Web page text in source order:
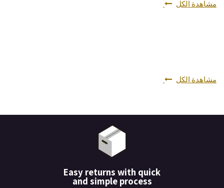
مشاهدة الكل
مشاهدة الكل
Easy returns with quick
and simple process